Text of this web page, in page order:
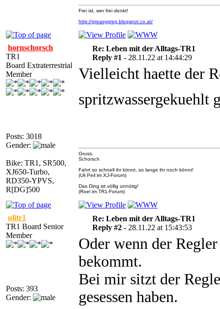
Frei ist, wer frei denkt!
http://greasygreg.blogspot.co.at/
hornschorsch
TR1
Board Extraterrestrial
Member
Posts: 3018
Gender:
Bike: TR1, SR500,
XJ650-Turbo,
RD350-YPVS,
R[DG]500
Re: Leben mit der Alltags-TR1
Reply #1 - 28.11.22 at 14:44:29
Vielleicht haette der
spritzwassergekuehlt
Gruss,
Schorsch
Fahrt so schnell ihr könnt, so lange ihr noch könnt!
(Uli Peil im XJ-Forum)
Das Ding ist völlig unnötig!
(Roel im TR1-Forum)
ulitr1
TR1 Board Senior
Member
Posts: 393
Gender:
Re: Leben mit der Alltags-TR1
Reply #2 - 28.11.22 at 15:43:53
Oder wenn der
bekommt.
Bei mir sitzt der
gesessen haben.